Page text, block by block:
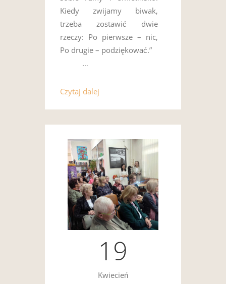
Kiedy zwijamy biwak,
trzeba zostawić dwie
rzeczy: Po pierwsze – nic,
Po drugie – podziękować.”
…
Czytaj dalej
19
Kwiecień